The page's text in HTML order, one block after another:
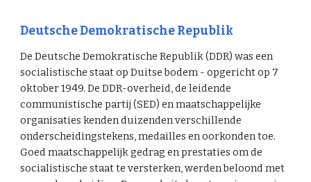
Deutsche Demokratische Republik
De Deutsche Demokratische Republik (DDR) was een
socialistische staat op Duitse bodem - opgericht op 7
oktober 1949. De DDR-overheid, de leidende
communistische partij (SED) en maatschappelijke
organisaties kenden duizenden verschillende
onderscheidingstekens, medailles en oorkonden toe.
Goed maatschappelijk gedrag en prestaties om de
socialistische staat te versterken, werden beloond met